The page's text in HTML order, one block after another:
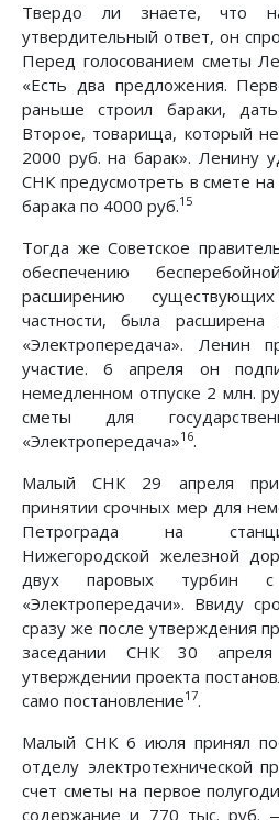
Твердо ли знаете, что
утвердительный ответ, он
Перед голосованием сметы
«Есть два предложения.
раньше строил бараки,
Второе, товарища, который
2000 руб. на барак». Ленину
СНК предусмотреть в смете на
барака по 4000 руб.15
Тогда же Советское
обеспечению
расширению
частности, была расширена
«Электропередача». Ленин
участие. 6 апреля он
немедленном отпуске 2 млн.
сметы для
«Электропередача»16.
Малый СНК 29 апреля
принятии срочных мер для
Петрограда на
Нижегородской железной
двух паровых турбин с
«Электропередачи». Ввиду
сразу же после утверждения
заседании СНК 30
утверждении проекта
само постановление17.
Малый СНК 6 июля принял
отделу электротехнической
счет сметы на первое
содержание и 770 тыс. руб.